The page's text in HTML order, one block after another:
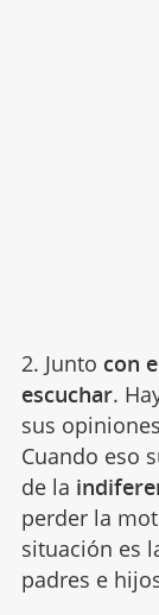
2. Junto con
escuchar.
sus
Cuando eso
de la
perder la
situación es
padres e